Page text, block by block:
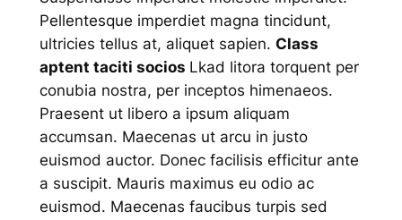
Pellentesque imperdiet magna tincidunt,
ultricies tellus at, aliquet sapien. Class
aptent taciti socios Lkad litora torquent per
conubia nostra, per inceptos himenaeos.
Praesent ut libero a ipsum aliquam
accumsan. Maecenas ut arcu in justo
euismod auctor. Donec facilisis efficitur ante
a suscipit. Mauris maximus eu odio ac
euismod. Maecenas faucibus turpis sed